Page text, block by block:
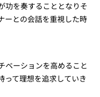
功を奏することとなりそ
ーとの会話を重視した時
ベーションを高めること
って理想を追求していき